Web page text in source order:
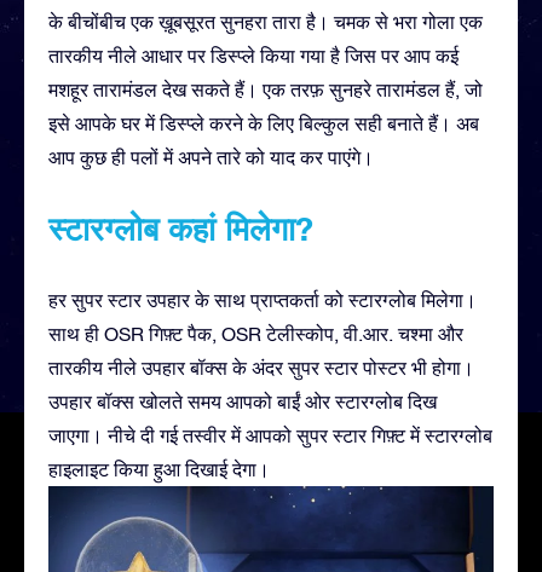
के बीचोंबीच एक ख़ूबसूरत सुनहरा तारा है। चमक से भरा गोला एक
तारकीय नीले आधार पर डिस्प्ले किया गया है जिस पर आप कई
मशहूर तारामंडल देख सकते हैं। एक तरफ़ सुनहरे तारामंडल हैं, जो
इसे आपके घर में डिस्प्ले करने के लिए बिल्कुल सही बनाते हैं। अब
आप कुछ ही पलों में अपने तारे को याद कर पाएंगे।
स्टारग्लोब कहां मिलेगा?
हर सुपर स्टार उपहार के साथ प्राप्तकर्ता को स्टारग्लोब मिलेगा।
साथ ही OSR गिफ़्ट पैक, OSR टेलीस्कोप, वी.आर. चश्मा और
तारकीय नीले उपहार बॉक्स के अंदर सुपर स्टार पोस्टर भी होगा।
उपहार बॉक्स खोलते समय आपको बाईं ओर स्टारग्लोब दिख
जाएगा। नीचे दी गई तस्वीर में आपको सुपर स्टार गिफ़्ट में स्टारग्लोब
हाइलाइट किया हुआ दिखाई देगा।